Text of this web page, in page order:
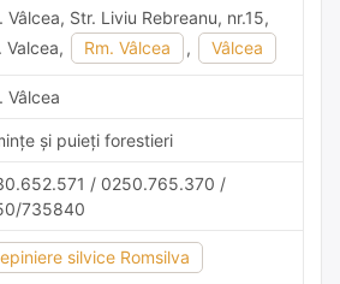
Vâlcea, Str. Liviu Rebreanu, nr.15,
Valcea,
Rm. Vâlcea , Vâlcea
Vâlcea
și puieți forestieri
/ 0250.765.370 /
735840
silvice Romsilva